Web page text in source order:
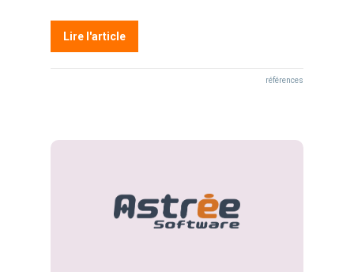
Lire l'article
références